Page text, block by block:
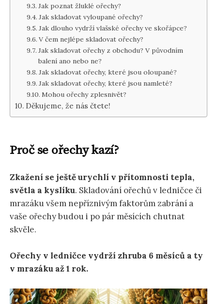
Jak poznat žluklé ořechy?
Jak skladovat vyloupané ořechy?
Jak dlouho vydrží vlašské ořechy ve skořápce?
V čem nejlépe skladovat ořechy?
Jak skladovat ořechy z obchodu? V původním
balení ano nebo ne?
Jak skladovat ořechy, které jsou oloupané?
Jak skladovat ořechy, které jsou namleté?
Mohou ořechy zplesnivět?
Děkujeme, že nás čtete!
Proč se ořechy kazí?
Zkažení se ještě urychlí v přítomnosti tepla,
světla a kyslíku. Skladování ořechů v ledničce či
mrazáku všem nepříznivým faktorům zabrání a
vaše ořechy budou i po pár měsících chutnat
skvěle.
Ořechy v ledničce vydrží zhruba 6 měsíců a ty
v mrazáku až 1 rok.